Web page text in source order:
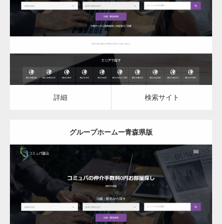
グループホーム
詳細 検索サイト
詳細 検索サイト
グループホームー青森県版
更新日： 2023.03.09
グループホーム